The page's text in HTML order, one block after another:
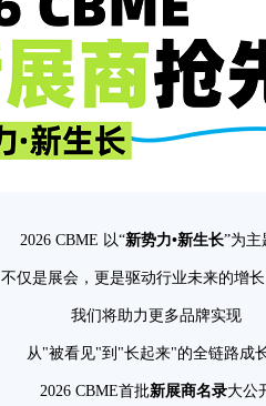
2026 CBME 以“新势力•新生长”为主
不仅是展会，更是驱动行业未来的增
我们将助力更多品牌实现
从"被看见"到"长起来"的全链路成
2026 CBME首批新展商名录大公